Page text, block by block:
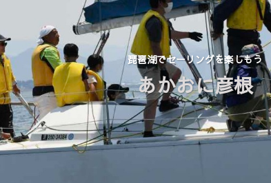
琵琶湖でセーリングを楽しもう
あかおに彦根